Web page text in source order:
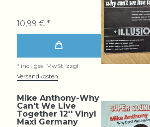
10,99 € *
* incl. ges. MwSt. zzgl.
Versandkosten
Mike Anthony-Why
Can't We Live
Together 12'' Vinyl
Maxi Germany